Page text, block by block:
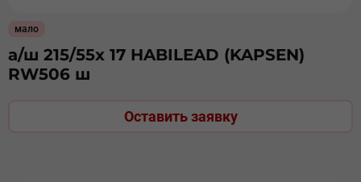
мало
а/ш 215/55х 17 HABILEAD (KAPSEN)
RW506 ш
Оставить заявку